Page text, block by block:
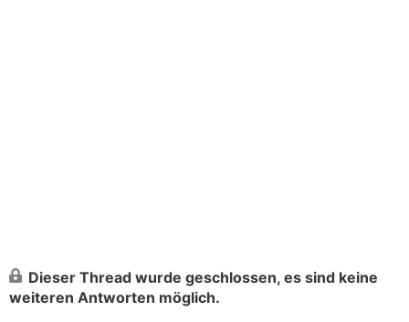
Dieser Thread wurde geschlossen, es sind keine
weiteren Antworten möglich.